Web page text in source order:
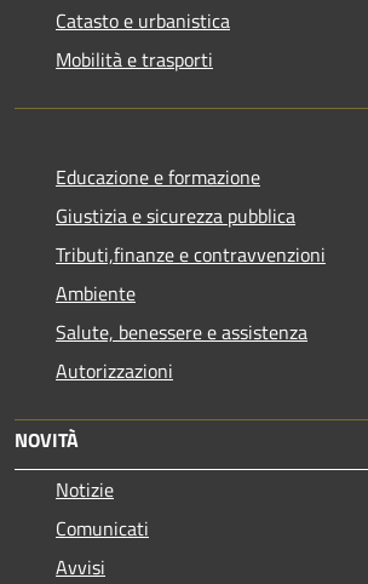
Catasto e urbanistica
Mobilità e trasporti
Educazione e formazione
Giustizia e sicurezza pubblica
Tributi,finanze e contravvenzioni
Ambiente
Salute, benessere e assistenza
Autorizzazioni
NOVITÀ
Notizie
Comunicati
Avvisi